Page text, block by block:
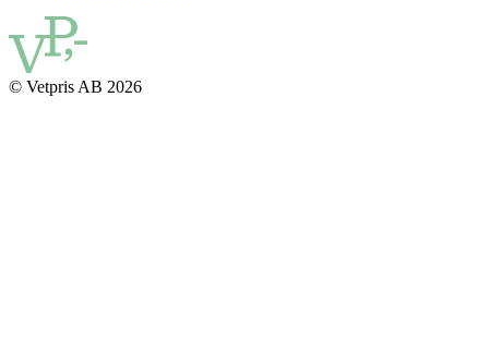
© Vetpris AB 2026